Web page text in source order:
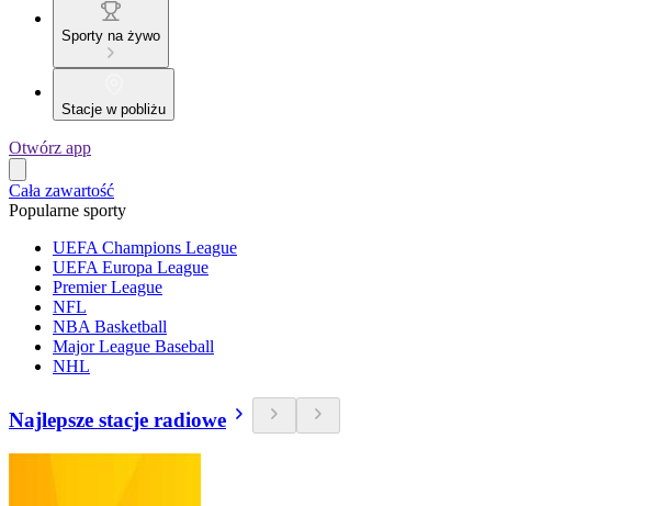
Sporty na żywo
Stacje w pobliżu
Otwórz app
Cała zawartość
Popularne sporty
UEFA Champions League
UEFA Europa League
Premier League
NFL
NBA Basketball
Major League Baseball
NHL
Najlepsze stacje radiowe